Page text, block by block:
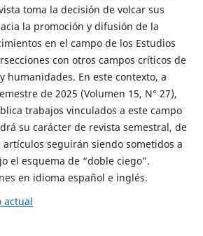
toma la decisión de volcar sus
la promoción y difusión de la
en el campo de los Estudios
con otros campos críticos de
humanidades. En este contexto, a
de 2025 (Volumen 15, N° 27),
trabajos vinculados a este campo
su carácter de revista semestral, de
artículos seguirán siendo sometidos a
el esquema de “doble ciego”.
en idioma español e inglés.
actual